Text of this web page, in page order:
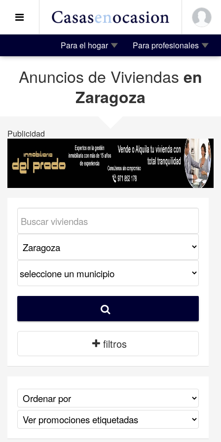
Para el hogar Para profesionales
Anuncios de Viviendas en
Zaragoza
Publicidad
filtros